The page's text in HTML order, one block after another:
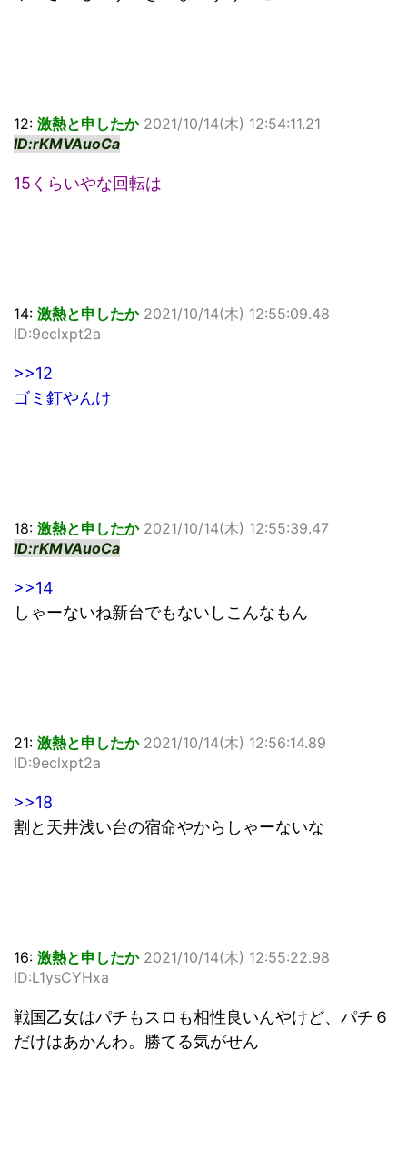
12: 激熱と申したか 2021/10/14(木) 12:54:11.21
ID:rKMVAuoCa
15くらいやな回転は
14: 激熱と申したか 2021/10/14(木) 12:55:09.48
ID:9eclxpt2a
>>12
ゴミ釘やんけ
18: 激熱と申したか 2021/10/14(木) 12:55:39.47
ID:rKMVAuoCa
>>14
しゃーないね新台でもないしこんなもん
21: 激熱と申したか 2021/10/14(木) 12:56:14.89
ID:9eclxpt2a
>>18
割と天井浅い台の宿命やからしゃーないな
16: 激熱と申したか 2021/10/14(木) 12:55:22.98
ID:L1ysCYHxa
戦国乙女はパチもスロも相性良いんやけど、パチ６
だけはあかんわ。勝てる気がせん